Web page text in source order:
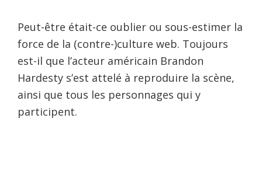
Peut-être était-ce oublier ou sous-estimer la
force de la (contre-)culture web. Toujours
est-il que l’acteur américain Brandon
Hardesty s’est attelé à reproduire la scène,
ainsi que tous les personnages qui y
participent.